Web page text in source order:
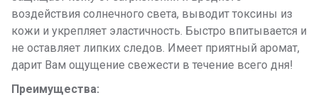
воздействия солнечного света, выводит токсины из
кожи и укрепляет эластичность. Быстро впитывается и
не оставляет липких следов. Имеет приятный аромат,
дарит Вам ощущение свежести в течение всего дня!
Преимущества: